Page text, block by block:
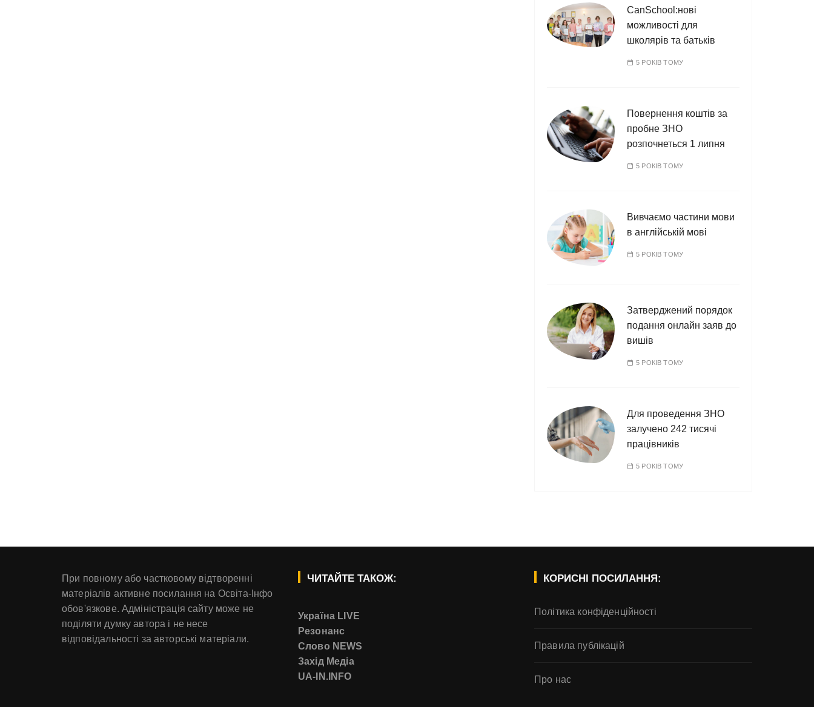
CanSchool:нові
можливості для
школярів та батьків
5 РОКІВ ТОМУ
Повернення коштів за
пробне ЗНО
розпочнеться 1 липня
5 РОКІВ ТОМУ
Вивчаємо частини мови
в англійській мові
5 РОКІВ ТОМУ
Затверджений порядок
подання онлайн заяв до
вишів
5 РОКІВ ТОМУ
Для проведення ЗНО
залучено 242 тисячі
працівників
5 РОКІВ ТОМУ
При повному або частковому відтворенні
матеріалів активне посилання на Освіта-Інфо
обов'язкове. Адміністрація сайту може не
поділяти думку автора і не несе
відповідальності за авторські матеріали.
ЧИТАЙТЕ ТАКОЖ:
Україна LIVE
Резонанс
Слово NEWS
Захід Медіа
UA-IN.INFO
КОРИСНІ ПОСИЛАННЯ:
Політика конфіденційності
Правила публікацій
Про нас